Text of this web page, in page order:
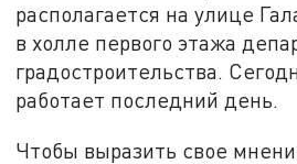
располагается на улице
в холле первого этажа
градостроительства.
работает последний день.
Чтобы выразить свое